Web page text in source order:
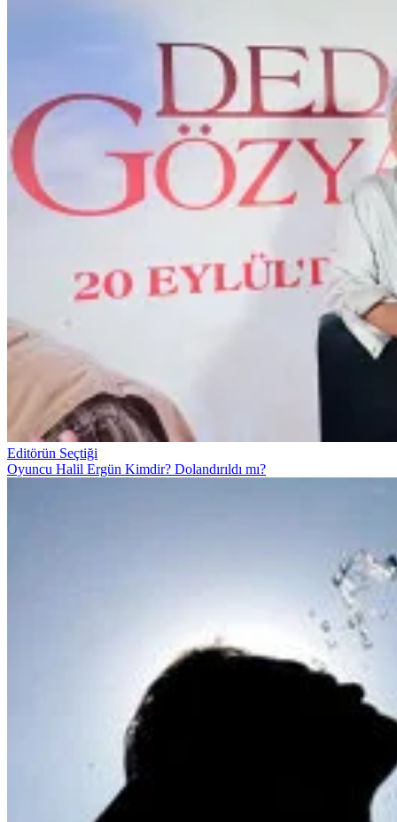
Editörün Seçtiği
Oyuncu Halil Ergün Kimdir? Dolandırıldı mı?